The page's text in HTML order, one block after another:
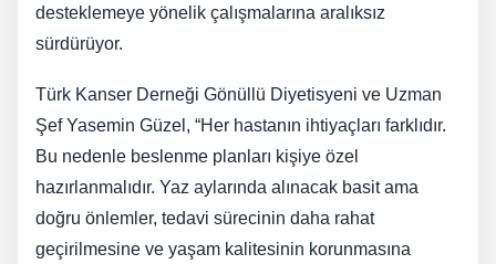
desteklemeye yönelik çalışmalarına aralıksız
sürdürüyor.
Türk Kanser Derneği Gönüllü Diyetisyeni ve Uzman
Şef Yasemin Güzel, “Her hastanın ihtiyaçları farklıdır.
Bu nedenle beslenme planları kişiye özel
hazırlanmalıdır. Yaz aylarında alınacak basit ama
doğru önlemler, tedavi sürecinin daha rahat
geçirilmesine ve yaşam kalitesinin korunmasına